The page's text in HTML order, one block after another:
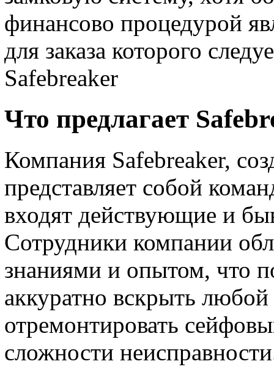
финансово процедурой
для заказа которого
Safebreaker
Что предлагает
Компания Safebreaker,
представляет собой
входят действующие и
Сотрудники компании
знаниями и опытом, что
аккуратно вскрыть
отремонтировать
сложности